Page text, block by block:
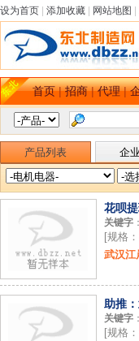
设为首页 添加收藏 网站地图
首页|招商|代理|
产品列表 企
花呗
关键字 ：
[规格
武汉江
助推
关键字 ：
[规格